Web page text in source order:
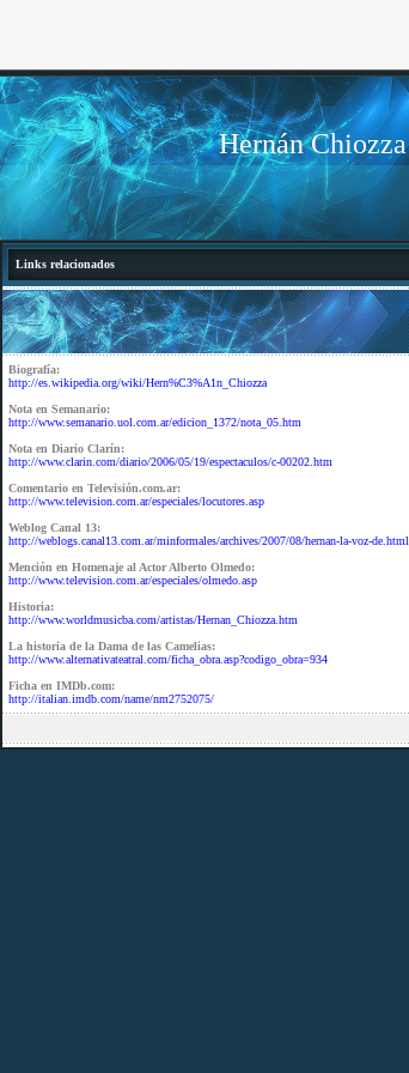
Hernán Chiozza
Links relacionados
Biografía:
http://es.wikipedia.org/wiki/Hern%C3%A1n_Chiozza
Nota en Semanario:
http://www.semanario.uol.com.ar/edicion_1372/nota_05.htm
Nota en Diario Clarín:
http://www.clarin.com/diario/2006/05/19/espectaculos/c-00202.htm
Comentario en Televisión.com.ar:
http://www.television.com.ar/especiales/locutores.asp
Weblog Canal 13:
http://weblogs.canal13.com.ar/minformales/archives/2007/08/hernan-la-voz-de.html
Mención en Homenaje al Actor Alberto Olmedo:
http://www.television.com.ar/especiales/olmedo.asp
Historia:
http://www.worldmusicba.com/artistas/Hernan_Chiozza.htm
La historia de la Dama de las Camelias:
http://www.alternativateatral.com/ficha_obra.asp?codigo_obra=934
Ficha en IMDb.com:
http://italian.imdb.com/name/nm2752075/